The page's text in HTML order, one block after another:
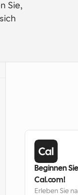
Sie,
Beginnen
Cal.com!
Erleben Sie